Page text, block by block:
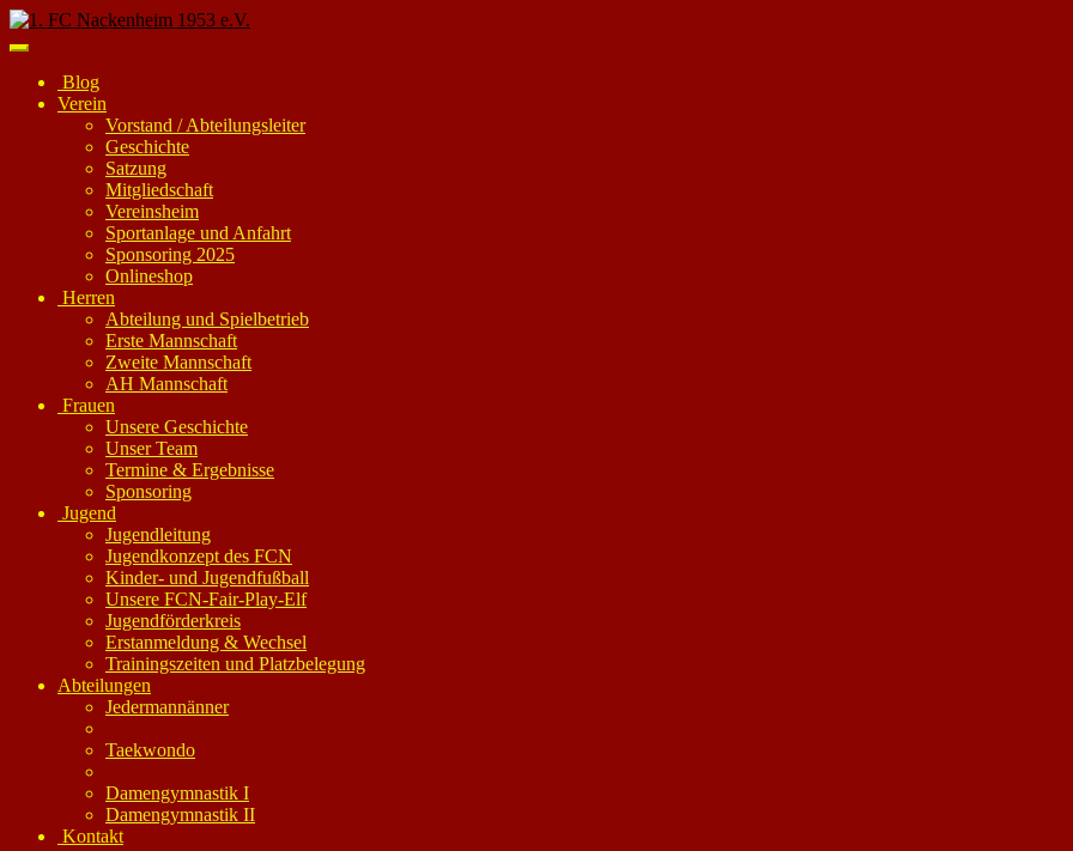
Skip
to
content
Toggle
navigationBlog
Verein
Vorstand / Abteilungsleiter
Geschichte
Satzung
Mitgliedschaft
Vereinsheim
Sportanlage und Anfahrt
Sponsoring 2025
Onlineshop
Herren
Abteilung und Spielbetrieb
Erste Mannschaft
Zweite Mannschaft
AH Mannschaft
Frauen
Unsere Geschichte
Unser Team
Termine & Ergebnisse
Sponsoring
Jugend
Jugendleitung
Jugendkonzept des FCN
Kinder- und Jugendfußball
Unsere FCN-Fair-Play-Elf
Jugendförderkreis
Erstanmeldung & Wechsel
Trainingszeiten und Platzbelegung
Abteilungen
Jedermannänner
Taekwondo
Damengymnastik I
Damengymnastik II
Kontakt